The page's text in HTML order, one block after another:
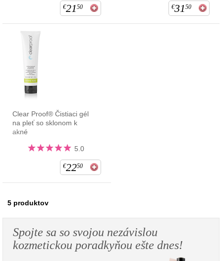
€2150 €3150
Clear Proof® Čistiaci gél
na pleť so sklonom k
akné
5.0
€2250
5 produktov
Spojte sa so svojou nezávislou
kozmetickou poradkyňou ešte dnes!